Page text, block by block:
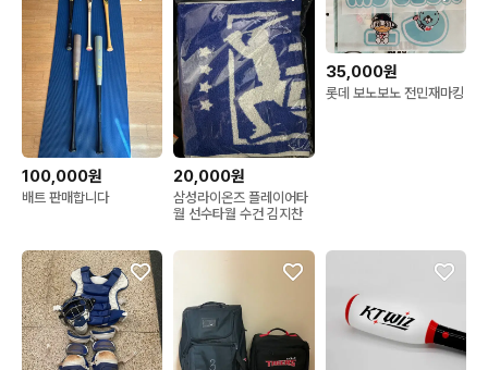
100,000원
배트 판매합니다
20,000원
삼성라이온즈 플레이어타
월 선수타월 수건 김지찬
35,000원
롯데 보노보노 전민재마킹